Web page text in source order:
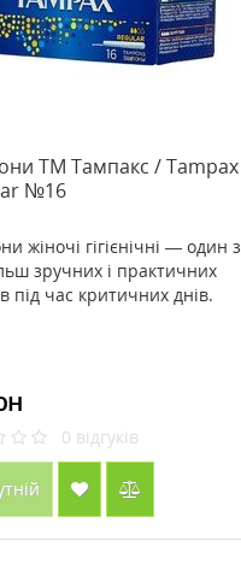
ТМ Тампакс / Tampax
№16
жіночі гігієнічні — один з
зручних і практичних
під час критичних днів.
0 відгуків